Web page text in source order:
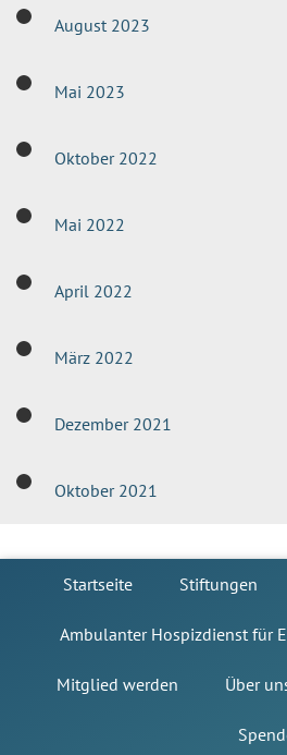
August 2023
Mai 2023
Oktober 2022
Mai 2022
April 2022
März 2022
Dezember 2021
Oktober 2021
Startseite Stiftungen
Ambulanter Hospizdienst für
Mitglied werden Über